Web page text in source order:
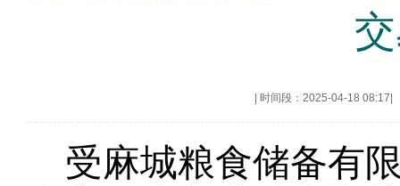
时间段：2025-04-18 08:17
受麻城粮食储备有